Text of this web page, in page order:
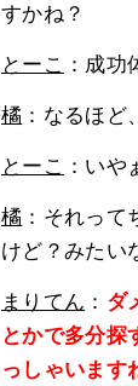
すかね？
とーこ ：成
橘 ：なるほど
とーこ ：いや
橘 ：それっ
けど？みたい
まりてん ： ダ
とかで多分
っしゃいます